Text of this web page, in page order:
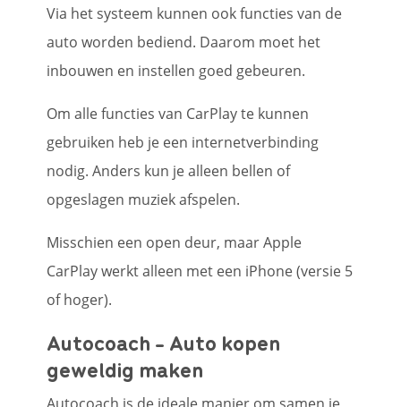
Via het systeem kunnen ook functies van de
auto worden bediend. Daarom moet het
inbouwen en instellen goed gebeuren.
Om alle functies van CarPlay te kunnen
gebruiken heb je een internetverbinding
nodig. Anders kun je alleen bellen of
opgeslagen muziek afspelen.
Misschien een open deur, maar Apple
CarPlay werkt alleen met een iPhone (versie 5
of hoger).
Autocoach - Auto kopen
geweldig maken